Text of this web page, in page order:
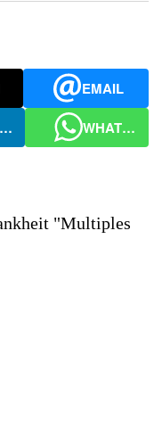
EMAIL
WHATSAPP
"Multiples